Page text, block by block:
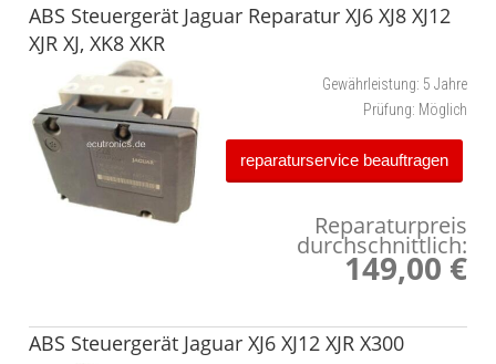
ABS Steuergerät Jaguar Reparatur XJ6 XJ8 XJ12
XJR XJ, XK8 XKR
Gewährleistung: 5 Jahre
Prüfung: Möglich
reparaturservice beauftragen
Reparaturpreis
durchschnittlich:
149,00 €
ABS Steuergerät Jaguar XJ6 XJ12 XJR X300